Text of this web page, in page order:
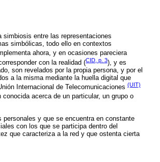
simbiosis entre las representaciones
simbólicas, todo ello en contextos
ahora, y en ocasiones pareciera
con la realidad (CID, p. 3), y es
son revelados por la propia persona, y por el
a la misma mediante la huella digital que
Internacional de Telecomunicaciones (UIT)
acerca de un particular, un grupo o
y que se encuentra en constante
con los que se participa dentro del
que caracteriza a la red y que ostenta cierta